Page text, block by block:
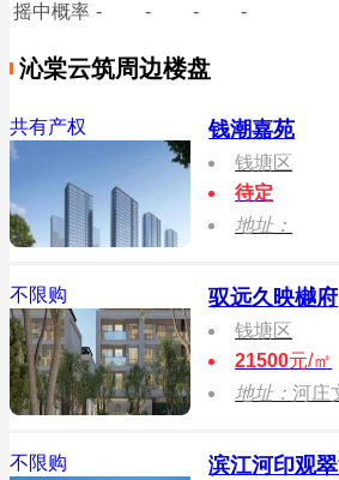
摇中概率 - - - -
沁棠云筑周边楼盘
共有产权 钱潮嘉苑
钱塘区
待定
地址：
不限购 驭远久映樾府
钱塘区
21500元/㎡
地址：河庄
不限购 滨江河印观